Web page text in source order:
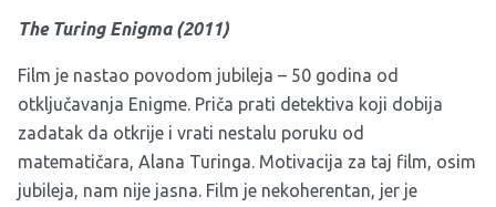
The Turing Enigma (2011)
Film je nastao povodom jubileja – 50 godina od
otključavanja Enigme. Priča prati detektiva koji dobija
zadatak da otkrije i vrati nestalu poruku od
matematičara, Alana Turinga. Motivacija za taj film, osim
jubileja, nam nije jasna. Film je nekoherentan, jer je